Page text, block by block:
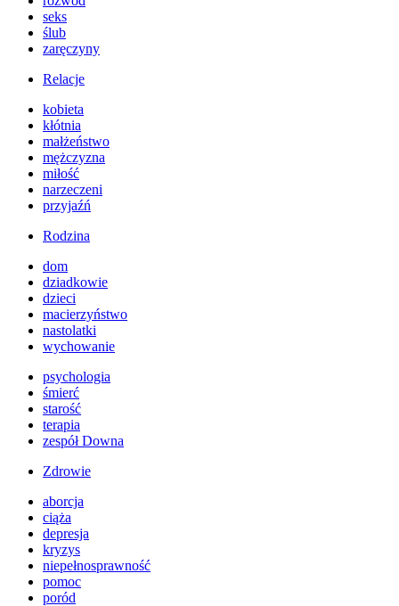
seks
ślub
zaręczyny
Relacje
kobieta
kłótnia
małżeństwo
mężczyzna
miłość
narzeczeni
przyjaźń
Rodzina
dom
dziadkowie
dzieci
macierzyństwo
nastolatki
wychowanie
psychologia
śmierć
starość
terapia
zespół Downa
Zdrowie
aborcja
ciąża
depresja
kryzys
niepełnosprawność
pomoc
poród